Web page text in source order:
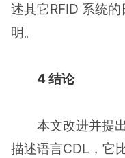
述其它RFID 系统
明。
4 结论
本文改进并提出
描述语言CDL，它